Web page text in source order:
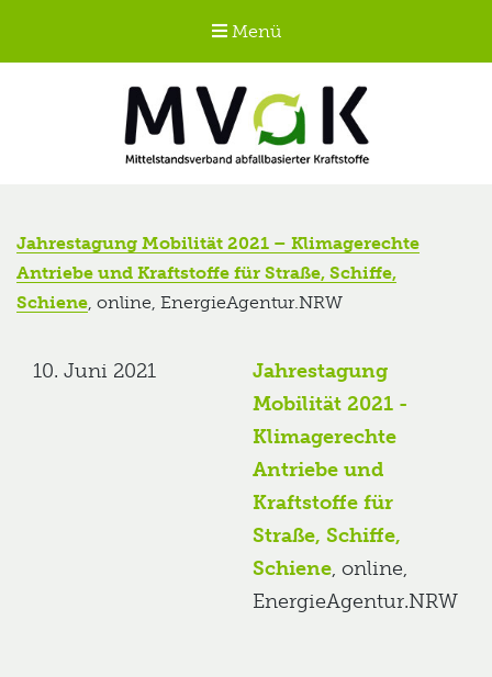
Menü
Kraftstoffe e.V.
MVaK
Jahrestagung Mobilität 2021 – Klimagerechte
Antriebe und Kraftstoffe für Straße, Schiffe,
Schiene , online, EnergieAgentur.NRW
10. Juni 2021
Jahrestagung
Mobilität 2021 -
Klimagerechte
Antriebe und
Kraftstoffe für
Straße, Schiffe,
Schiene, online,
EnergieAgentur.NRW